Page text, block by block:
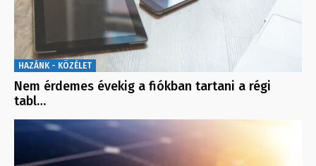
HAZÁNK - KÖZÉLET
Nem érdemes évekig a fiókban tartani a régi
tabl…